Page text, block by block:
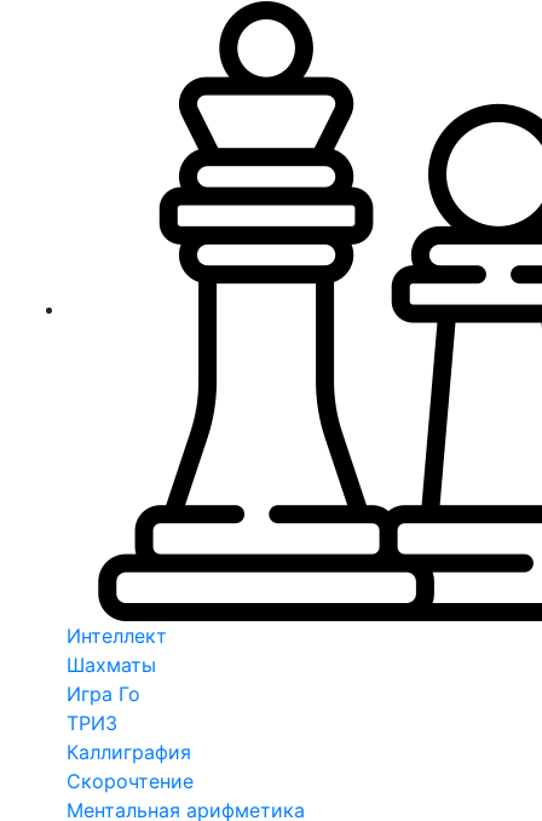
Интеллект
Шахматы
Игра Го
ТРИЗ
Каллиграфия
Скорочтение
Ментальная арифметика